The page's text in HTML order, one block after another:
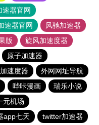
速器官网
速器官网
风驰加速器
版
旋风加速度器
原子加速器
速度器
外网网址导航
哔咔漫画
瑞乐小说
元机场
app七天
twitter加速器